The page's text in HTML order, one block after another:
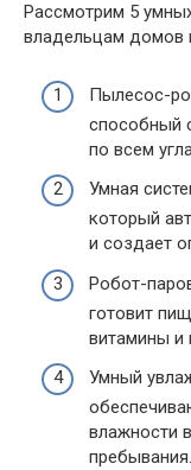
Рассмотрим 5
владельцам домов
Пылесос-
способный
по всем
Умная
который
и создает
Робот-
готовит
витамины и
Умный
влажности
пребывания.